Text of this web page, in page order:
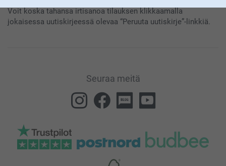
Voit koska tahansa irtisanoa tilauksen klikkaamalla
jokaisessa uutiskirjeessä olevaa “Peruuta uutiskirje”-linkkiä.
Seuraa meitä